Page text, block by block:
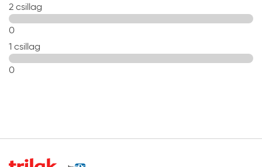
2 csillag
0
1 csillag
0